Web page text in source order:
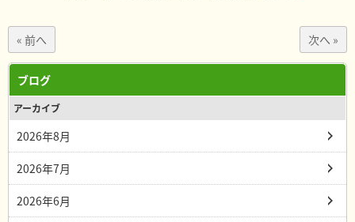
« 前へ 次へ »
ブログ
アーカイブ
2026年8月
2026年7月
2026年6月